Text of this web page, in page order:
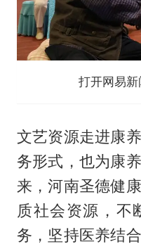
打开网易
文艺资源走进康
务形式，也为康
来，河南圣德健
质社会资源，不
务，坚持医养结